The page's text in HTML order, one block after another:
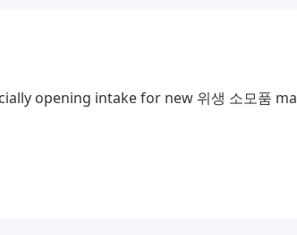
opening intake for new 위생 소모품